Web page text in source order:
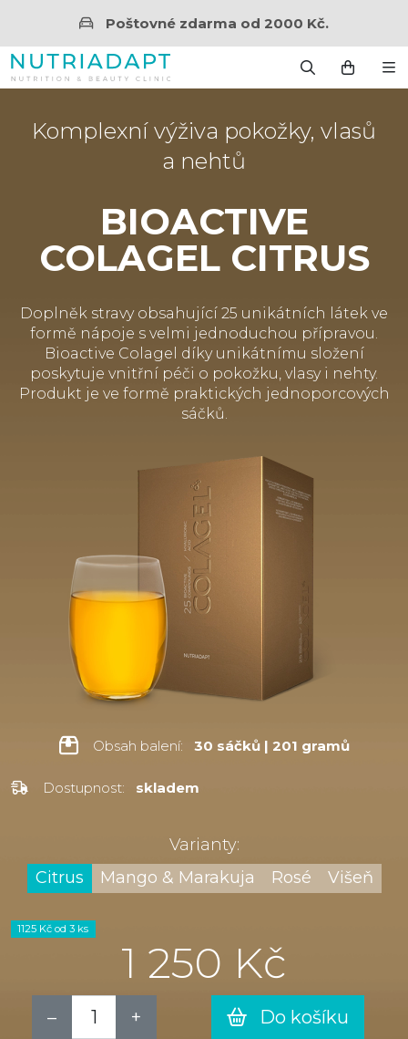
Poštovné zdarma od 2000 Kč.
Komplexní výživa pokožky, vlasů
a nehtů
BIOACTIVE
COLAGEL CITRUS
Doplněk stravy obsahující 25 unikátních látek ve
formě nápoje s velmi jednoduchou přípravou.
Bioactive Colagel díky unikátnímu složení
poskytuje vnitřní péči o pokožku, vlasy i nehty.
Produkt je ve formě praktických jednoporcových
sáčků.
Obsah balení: 30 sáčků | 201 gramů
Dostupnost: skladem
Varianty:
Citrus
Mango & Marakuja Rosé Višeň
1125 Kč od 3 ks
1 250 Kč
Do košíku